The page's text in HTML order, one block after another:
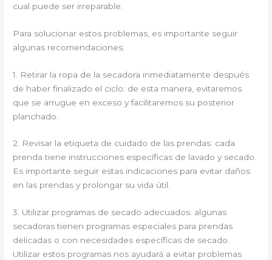
cual puede ser irreparable.
Para solucionar estos problemas, es importante seguir
algunas recomendaciones:
1. Retirar la ropa de la secadora inmediatamente después
de haber finalizado el ciclo: de esta manera, evitaremos
que se arrugue en exceso y facilitaremos su posterior
planchado.
2. Revisar la etiqueta de cuidado de las prendas: cada
prenda tiene instrucciones específicas de lavado y secado.
Es importante seguir estas indicaciones para evitar daños
en las prendas y prolongar su vida útil.
3. Utilizar programas de secado adecuados: algunas
secadoras tienen programas especiales para prendas
delicadas o con necesidades específicas de secado.
Utilizar estos programas nos ayudará a evitar problemas